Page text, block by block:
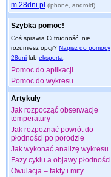
m.28dni.pl (iphone, android)
Szybka pomoc!
Coś sprawia Ci trudność, nie
rozumiesz opcji? Napisz do pomocy
28dni lub eksperta
Pomoc do aplikacji
Pomoc do wykresu
Artykuły
Jak rozpocząć obserwacje
temperatury
Jak rozpoznać powrót do
płodności po porodzie
Jak wykonać analizę wykresu
Fazy cyklu a objawy płodności
Owulacja – fakty i mity